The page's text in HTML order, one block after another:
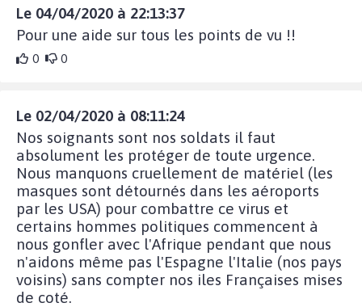
Le 04/04/2020 à 22:13:37
Pour une aide sur tous les points de vu !!
0 0
Le 02/04/2020 à 08:11:24
Nos soignants sont nos soldats il faut
absolument les protéger de toute urgence.
Nous manquons cruellement de matériel (les
masques sont détournés dans les aéroports
par les USA) pour combattre ce virus et
certains hommes politiques commencent à
nous gonfler avec l'Afrique pendant que nous
n'aidons même pas l'Espagne l'Italie (nos pays
voisins) sans compter nos iles Françaises mises
de coté.